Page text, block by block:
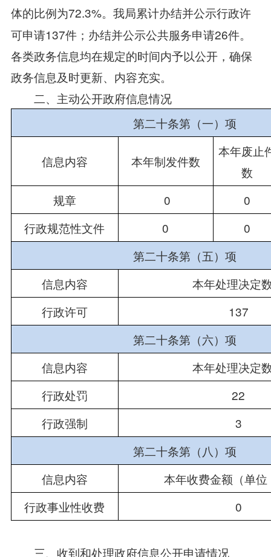
体的比例为72.3%。 我局累计办结并公示行政许
可申请137件；办结并公示公共服务申请26件。
各类政务信息均在规定的时间内予以公开，确保
政务信息及时更新、内容充实。
二、主动公开政府信息情况
第二十条第（一）项
信息内容 本年制发件数
本年废止
数
规章
0
0
行政规范性文件
0
0
第二十条第（五）项
信息内容
本年处理决定
行政许可
137
第二十条第（六）项
信息内容
本年处理决定
行政处罚
22
行政强制
3
第二十条第（八）项
信息内容
本年收费金额（单
行政事业性收费
0
三、收到和处理政府信息公开申请情况